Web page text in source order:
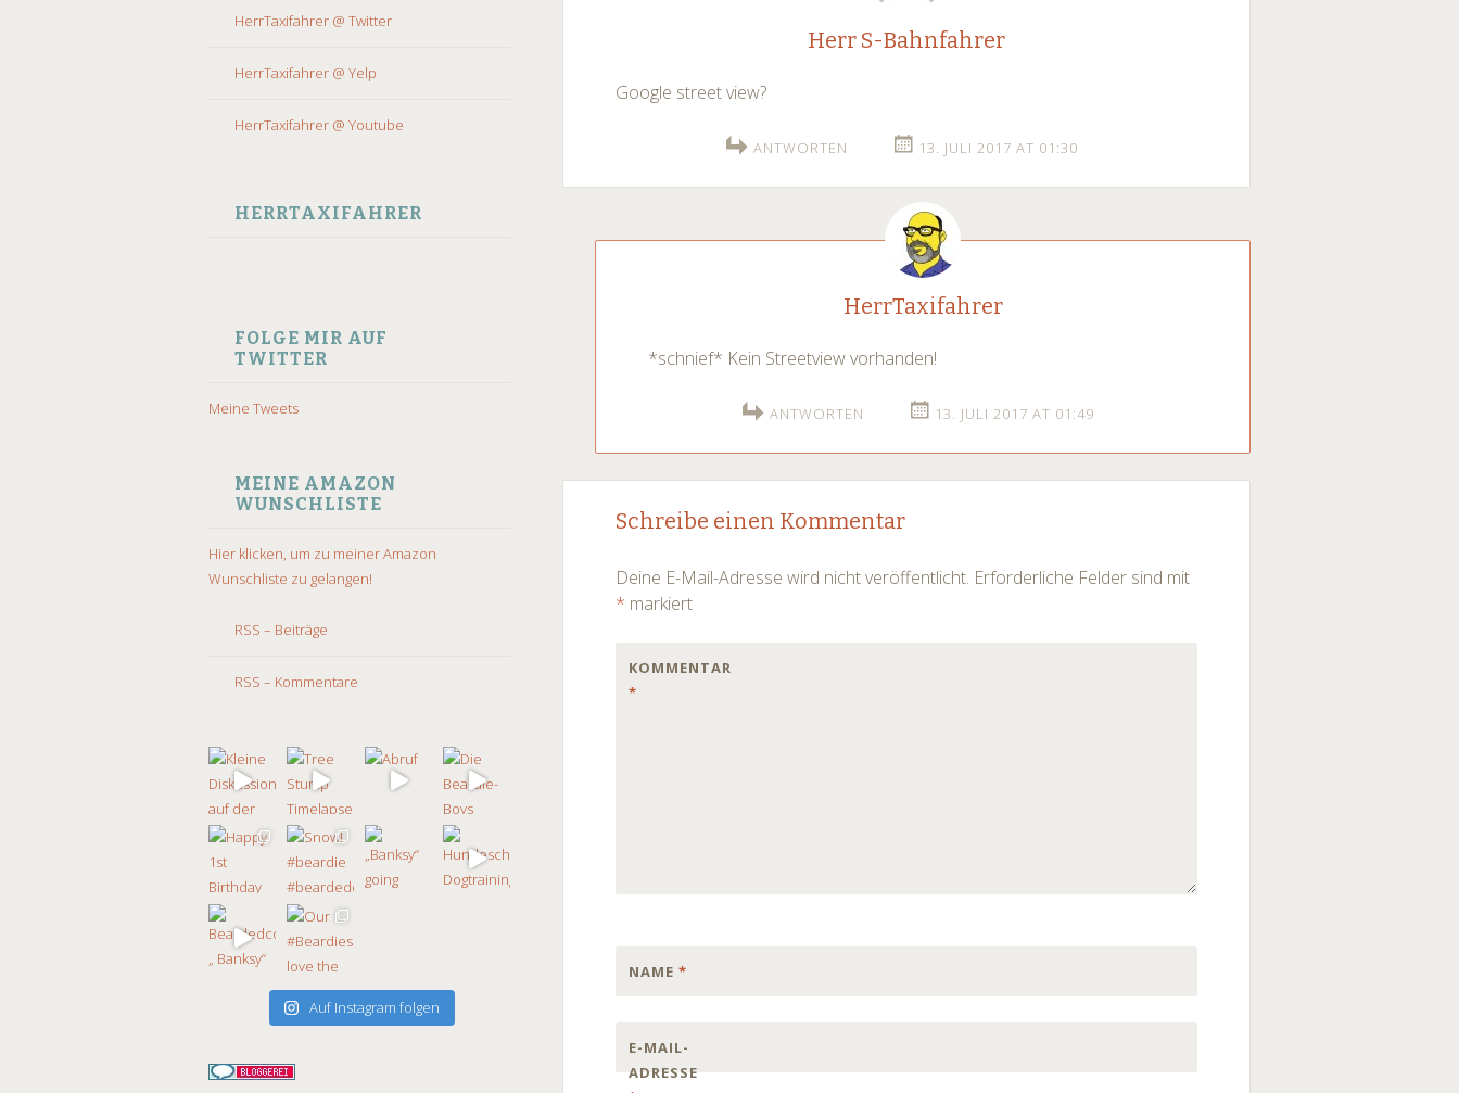
HerrTaxifahrer @ Twitter
HerrTaxifahrer @ Yelp
HerrTaxifahrer @ Youtube
HERRTAXIFAHRER
FOLGE MIR AUF
TWITTER
Meine Tweets
MEINE AMAZON
WUNSCHLISTE
Hier klicken, um zu meiner Amazon
Wunschliste zu gelangen!
RSS – Beiträge
RSS – Kommentare
Auf Instagram folgen
Herr S-Bahnfahrer
Google street view?
ANTWORTEN 13. JULI 2017 AT 01:30
HerrTaxifahrer
*schnief* Kein Streetview vorhanden!
ANTWORTEN 13. JULI 2017 AT 01:49
Schreibe einen Kommentar
Deine E-Mail-Adresse wird nicht veröffentlicht. Erforderliche Felder sind mit
* markiert
KOMMENTAR
*
NAME*
E-MAIL-
ADRESSE